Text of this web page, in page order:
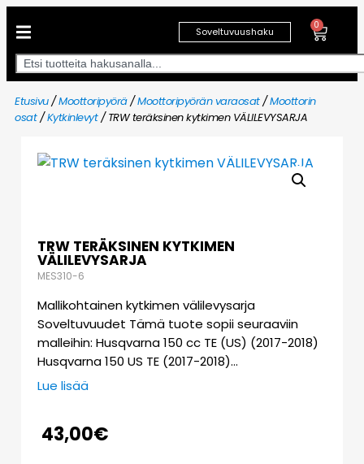
Soveltuvuushaku
0
Etusivu/Moottoripyörä/Moottoripyörän varaosat/Moottorin
osat/Kytkinlevyt/ TRW teräksinen kytkimen VÄLILEVYSARJA
TRW TERÄKSINEN KYTKIMEN
VÄLILEVYSARJA
MES310-6
Mallikohtainen kytkimen välilevysarja
Soveltuvuudet Tämä tuote sopii seuraaviin
malleihin: Husqvarna 150 cc TE (US) (2017-2018)
Husqvarna 150 US TE (2017-2018)…
Lue lisää
43,00€